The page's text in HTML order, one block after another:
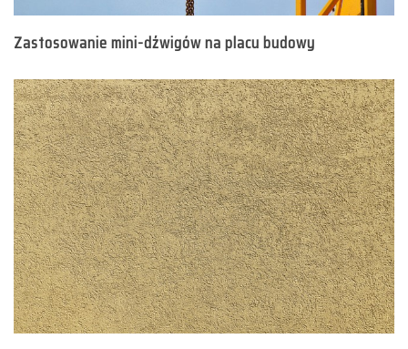
Zastosowanie mini-dźwigów na placu budowy